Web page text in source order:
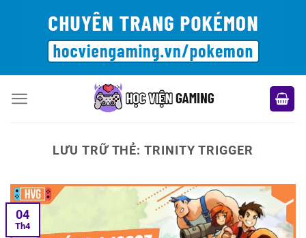
LƯU TRỮ THẺ:TRINITY TRIGGER
04
Th4